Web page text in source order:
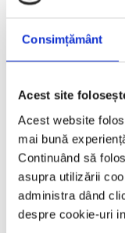
Consimțământ
Acest site
Acest website
mai bună
Continuând să
asupra utilizării
administra dând
despre cookie-uri